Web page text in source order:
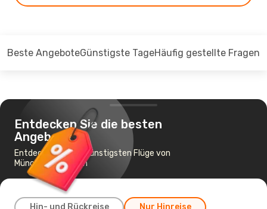
Beste AngeboteGünstigste TageHäufig gestellte Fragen
Entdecken Sie die besten
Angebote
Entdecken Sie die günstigsten Flüge von
München nach Köln
Hin- und Rückreise Nur Hinreise